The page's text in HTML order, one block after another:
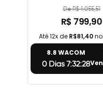
De R$ 1.055,51
R$ 799,90
Até 12x de R$81,40no
8.8 WACOM
0 Dias 7:32:27